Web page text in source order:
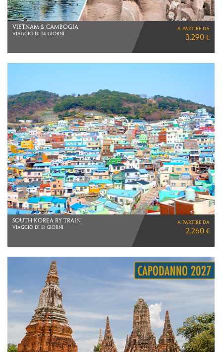
POLINESIA
Viaggio di 15 giorni
a partire da
7.890 €
NAMIBIA IN LIBERTà
VOLI LUFTHANSA
a partire da
3.480 €